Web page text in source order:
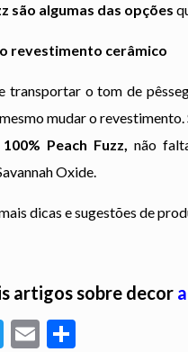
são algumas das opções
revestimento cerâmico
transportar o tom de
mudar o
Peach Fuzz, não
Oxide.
dicas e sugestões de
artigos sobre decor
Twitter
EmailPartilhar